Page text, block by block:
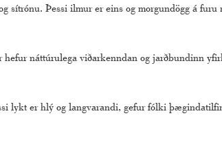
sítrónu. Þessi ilmur er eins og morgundögg á
náttúrulega viðarkenndan og jarðbundinn
lykt er hlý og langvarandi, gefur fólki